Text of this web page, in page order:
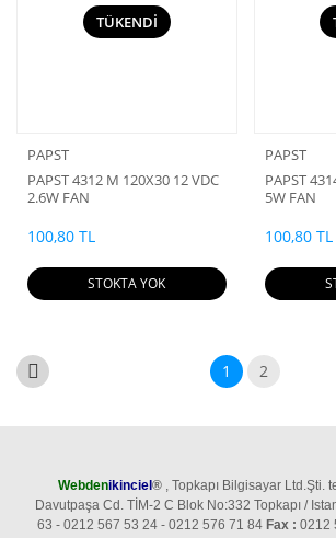
TÜKENDİ
PAPST
PAPST 4312 M 120X30 12 VDC
2.6W FAN
100,80 TL
STOKTA YOK
PAPST
PAPST
5W FAN
100,80 TL
1 2
Webdenikinciel®, Topkapı Bilgisayar Ltd.Şti.
Davutpaşa Cd. TİM-2 C Blok No:332 Topkapı /
63 - 0212 567 53 24 - 0212 576 71 84 Fax : 0212